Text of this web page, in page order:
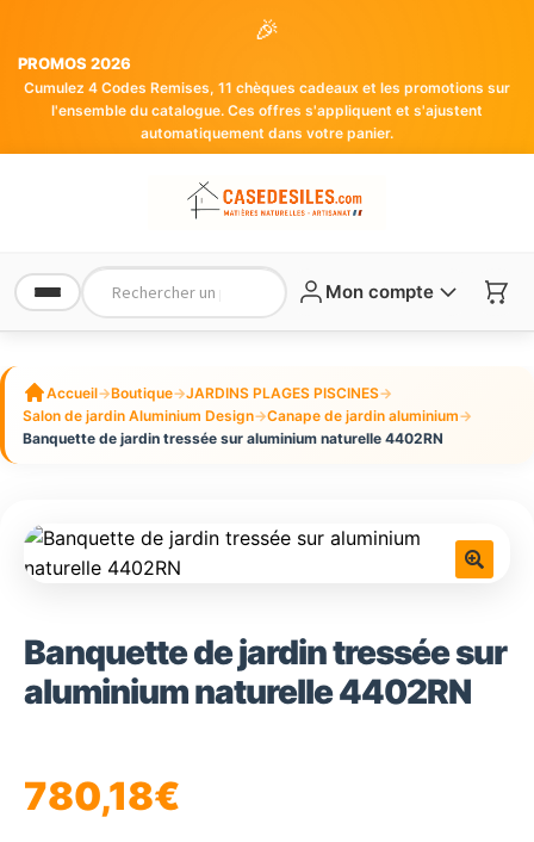
🎉
PROMOS 2026
Cumulez 4 Codes Remises, 11 chèques cadeaux et les promotions sur
l'ensemble du catalogue. Ces offres s'appliquent et s'ajustent
automatiquement dans votre panier.
Mon compte
Accueil→Boutique→JARDINS PLAGES PISCINES→
Salon de jardin Aluminium Design→Canape de jardin aluminium→
Banquette de jardin tressée sur aluminium naturelle 4402RN
Banquette de jardin tressée sur
aluminium naturelle 4402RN
780,18€